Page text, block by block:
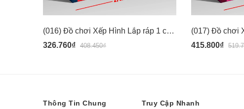
(016) Đồ chơi Xếp Hình Lắp ráp 1 cửa hàng - Chi tiết to cho bé từ 18 tháng 1.5 tuổi - Hiệu Foxi 016
326.760₫ 408.450₫
415.800₫
Thông Tin Chung Truy Cập Nhanh